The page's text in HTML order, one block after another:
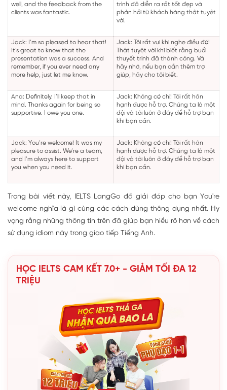
well, and the feedback from the
clients was fantastic.
trình đã diễn ra rất tốt đẹp và
phản hồi từ khách hàng thật tuyệt
vời.
Jack: I’m so pleased to hear that!
It’s great to know that the
presentation was a success. And
remember, if you ever need any
more help, just let me know.
Jack: Tôi rất vui khi nghe điều đó!
Thật tuyệt vời khi biết rằng buổi
thuyết trình đã thành công. Và
hãy nhớ, nếu bạn cần thêm trợ
giúp, hãy cho tôi biết.
Ana: Definitely. I’ll keep that in
mind. Thanks again for being so
supportive. I owe you one.
Jack: Không có chi! Tôi rất hân
hạnh được hỗ trợ. Chúng ta là một
đội và tôi luôn ở đây để hỗ trợ bạn
khi bạn cần.
Jack: You’re welcome! It was my
pleasure to assist. We’re a team,
and I’m always here to support
you when you need it.
Jack: Không có chi! Tôi rất hân
hạnh được hỗ trợ. Chúng ta là một
đội và tôi luôn ở đây để hỗ trợ bạn
khi bạn cần.
Trong bài viết này, IELTS LangGo đã giải đáp cho bạn You're
welcome nghĩa là gì cùng các cách dùng thông dụng nhất. Hy
vọng rằng những thông tin trên đã giúp bạn hiểu rõ hơn về cách
sử dụng idiom này trong giao tiếp Tiếng Anh.
HỌC IELTS CAM KẾT 7.0+ - GIẢM TỐI ĐA 12
TRIỆU